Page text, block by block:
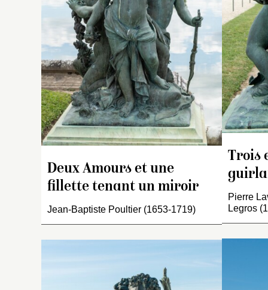
Deux Amours et une
fillette tenant un miroir
Jean-Baptiste Poultier (1653-1719)
Trois
Pierre
Legros